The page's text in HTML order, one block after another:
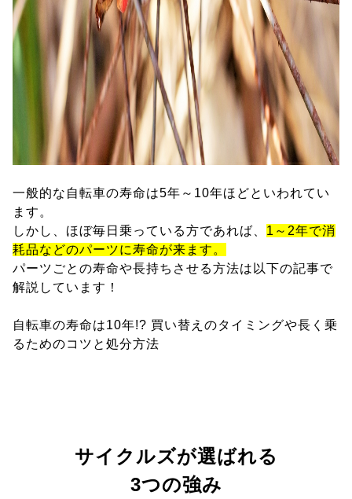
一般的な自転車の寿命は5年～10年ほどといわれてい
ます。
しかし、ほぼ毎日乗っている方であれば、 1～2年で消
耗品などのパーツに寿命が来ます。
パーツごとの寿命や長持ちさせる方法は以下の記事で
解説しています！
自転車の寿命は10年!? 買い替えのタイミングや長く乗
るためのコツと処分方法
サイクルズが選ばれる
3つの強み